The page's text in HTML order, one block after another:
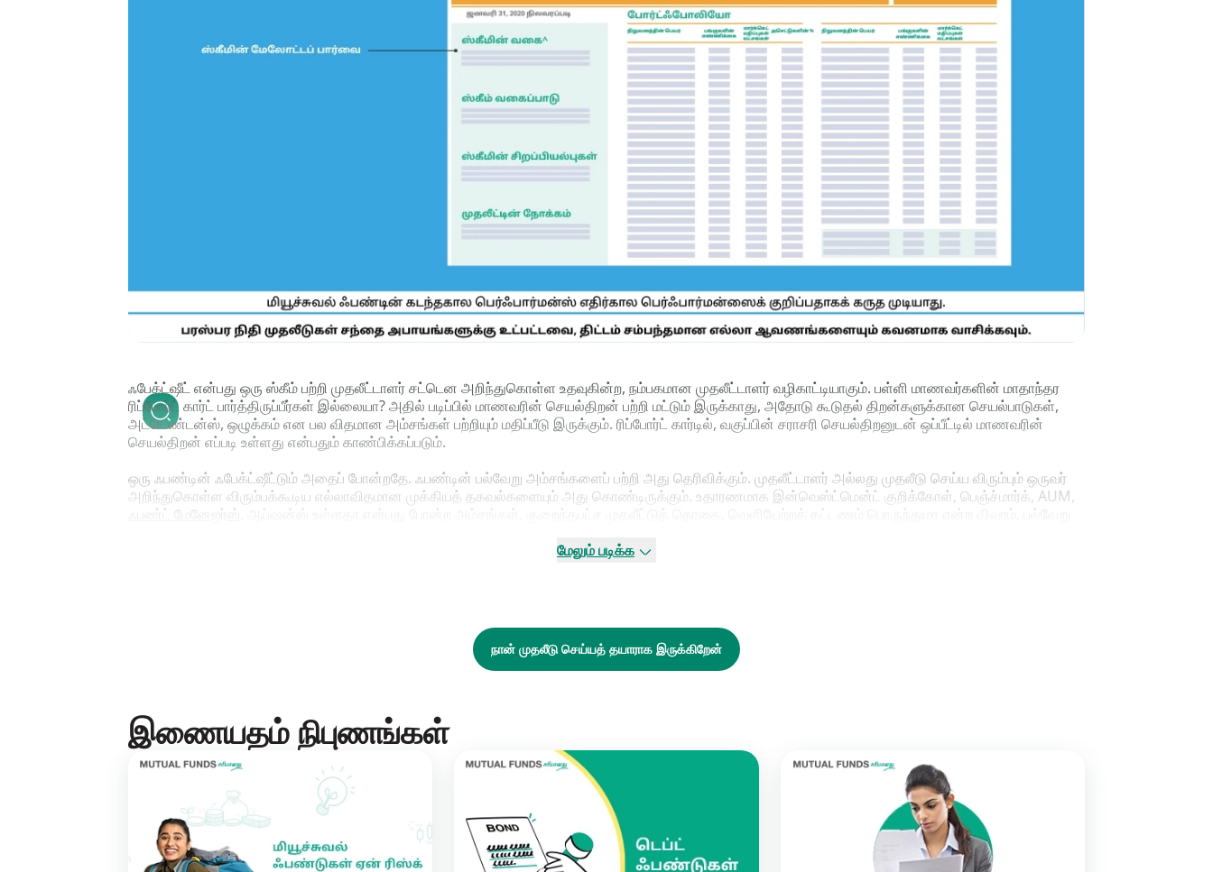
ஃபேக்ட்ஷீட் என்பது ஒரு ஸ்கீம் பற்றி முதலீட்டாளர் சட்டென அறிந்துகொள்ள உதவுகின்ற, நம்பகமான முதலீட்டாளர் வழிகாட்டியாகும். பள்ளி மாணவர்களின் மாதாந்தர
ரிப்போர்ட் கார்ட் பார்த்திருப்பீர்கள் இல்லையா? அதில் படிப்பில் மாணவரின் செயல்திறன் பற்றி மட்டும் இருக்காது, அதோடு கூடுதல் திறன்களுக்கான செயல்பாடுகள்,
அட்டெண்டன்ஸ், ஒழுக்கம் என பல விதமான அம்சங்கள் பற்றியும் மதிப்பீடு இருக்கும். ரிப்போர்ட் கார்டில், வகுப்பின் சராசரி செயல்திறனுடன் ஒப்பீட்டில் மாணவரின்
செயல்திறன் எப்படி உள்ளது என்பதும் காண்பிக்கப்படும்.
ஒரு ஃபண்டின் ஃபேக்ட்ஷீட்டும் அதைப் போன்றதே. ஃபண்டின் பல்வேறு அம்சங்களைப் பற்றி அது தெரிவிக்கும். முதலீட்டாளர் அல்லது முதலீடு செய்ய விரும்பும் ஒருவர்
அறிந்துகொள்ள விரும்பக்கூடிய எல்லாவிதமான முக்கியத் தகவல்களையும் அது கொண்டிருக்கும். உதாரணமாக இன்வெஸ்ட்மென்ட் குறிக்கோள், பெஞ்ச்மார்க், AUM,
ஃபண்ட் மேனேஜர்ஸ்
பீட்டா, ஷார்ப்பே ரேஷியோ, எக்ஸ்பென்ஸ் ரேஷியோ, ஈக்விட்டி ஃபண்ட்களின் போர்ட்ஃபோலியோ டர்ன்-ஓவர், டெப்ட் ஃபண்ட்களுக்கான கால அளவு, சராசரி முதிர்ச்சி மற்றும்
பெஞ்ச்மார்க்குடனான ஒப்பீட்டில் அதன் கடந்தகால செயல்திறனையும், அதன் ரிஸ்க் அளவையும் குறிப்பிட்டுக் காட்டும். சுருக்கமாக, ஒரு முதலீட்டாளர் என்ற முறயில் ஒரு
ஃபண்ட் பற்றி நீங்கள் கட்டாயம் அறிந்துகொள்ள வேண்டிய முக்கியமான தகவல் அனைத்தையும் ஃபேக்ட்ஷீட் வழங்கும்.
மேலும் படிக்க
நான் முதலீடு செய்யத் தயாராக இருக்கிறேன்
இணையதம் நிபுணங்கள்